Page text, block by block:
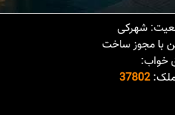
شهرکی
با مجوز ساخت
خواب:
37802